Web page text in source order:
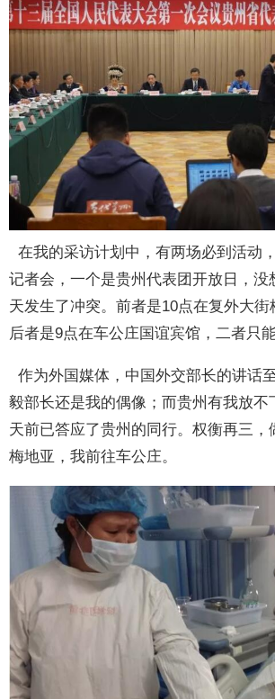
在我的采访计划中，有两场必到活动
记者会，一个是贵州代表团开放日，没
天发生了冲突。前者是10点在复外大街
后者是9点在车公庄国谊宾馆，二者只能
作为外国媒体，中国外交部长的讲话
毅部长还是我的偶像；而贵州有我放不
天前已答应了贵州的同行。权衡再三，
梅地亚，我前往车公庄。